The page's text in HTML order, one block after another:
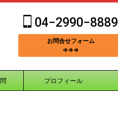
04−2990−8889
お問合せフォーム
⇒⇒⇒
プロフィール